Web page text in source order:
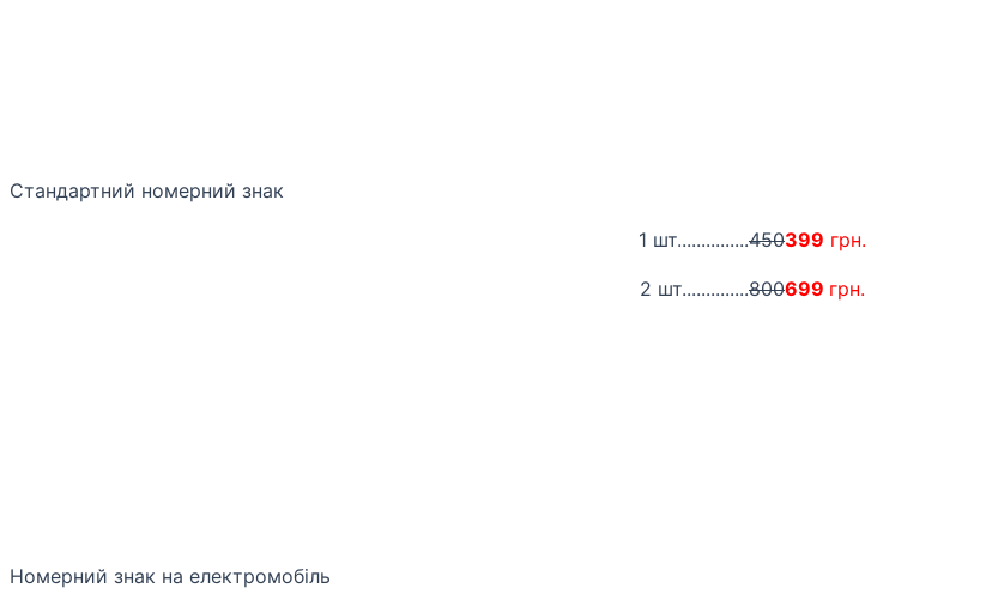
Стандартний номерний знак
1 шт...............450399 грн.
2 шт..............800699 грн.
Номерний знак на електромобіль